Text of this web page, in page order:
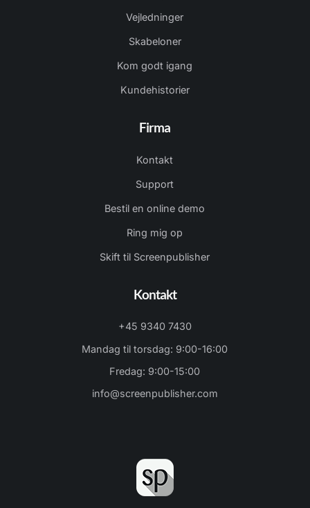
Vejledninger
Skabeloner
Kom godt igang
Kundehistorier
Firma
Kontakt
Support
Bestil en online demo
Ring mig op
Skift til Screenpublisher
Kontakt
+45 9340 7430
Mandag til torsdag: 9:00-16:00
Fredag: 9:00-15:00
info@screenpublisher.com